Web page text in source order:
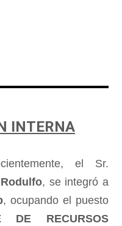
INTERNA
el Sr.
, se integró a
, ocupando el puesto
DE RECURSOS